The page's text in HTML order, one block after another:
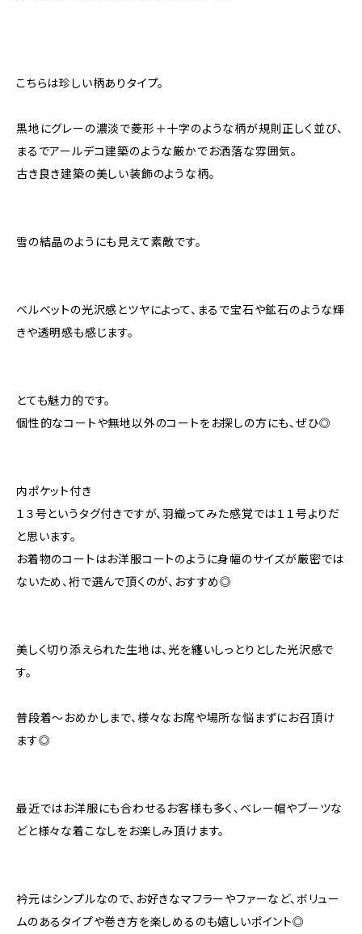
こちらは珍しい柄ありタイプ。
黒地にグレーの濃淡で菱形＋十字のような柄が規則正しく並び、
まるでアールデコ建築のような厳かでお洒落な雰囲気。
古き良き建築の美しい装飾のような柄。
雪の結晶のようにも見えて素敵です。
ベルベットの光沢感とツヤによって、まるで宝石や鉱石のような輝
きや透明感も感じます。
とても魅力的です。
個性的なコートや無地以外のコートをお探しの方にも、ぜひ◎
内ポケット付き
１３号というタグ付きですが、羽織ってみた感覚では１１号よりだ
と思います。
お着物のコートはお洋服コートのように身幅のサイズが厳密では
ないため、裄で選んで頂くのが、おすすめ◎
美しく切り添えられた生地は、光を纏いしっとりとした光沢感で
す。
普段着〜おめかしまで、様々なお席や場所な悩まずにお召頂け
ます◎
最近ではお洋服にも合わせるお客様も多く、ベレー帽やブーツな
どと様々な着こなしをお楽しみ頂けます。
衿元はシンプルなので、お好きなマフラーやファーなど、ボリュー
ムのあるタイプや巻き方を楽しめるのも嬉しいポイント◎